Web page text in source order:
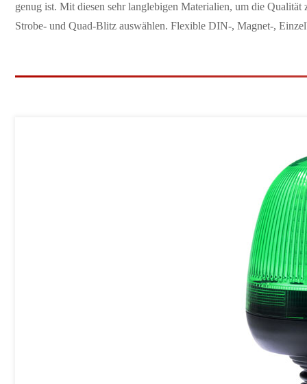
Gabelstapler
genug ist. Mit diesen sehr langlebigen Materialien, um die
Strobe- und Quad-Blitz auswählen. Flexible DIN-, Magnet-,